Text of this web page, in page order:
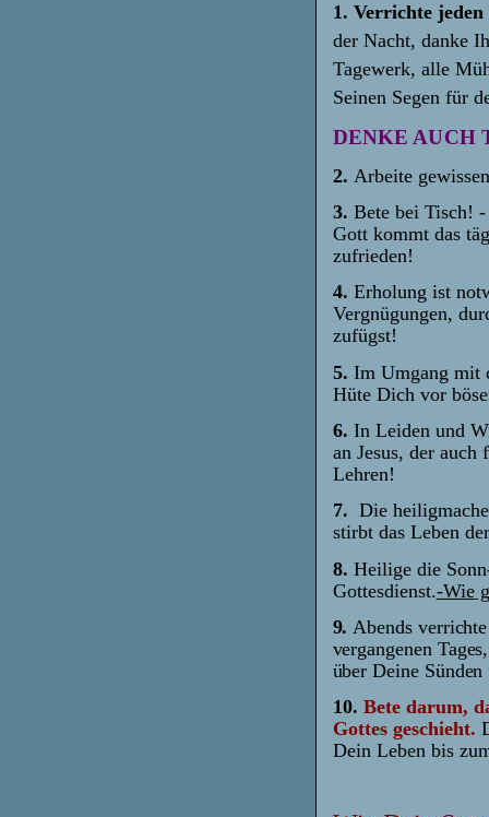
1. Verrichte
der Nacht, danke
Tagewerk, alle
Seinen Segen für
DENKE AUCH
2. Arbeite
3. Bete bei Tisch!
Gott kommt das
zufrieden!
4. Erholung ist
Vergnügungen,
zufügst!
5. Im Umgang mit
Hüte Dich vor
6. In Leiden und
an Jesus, der
Lehren!
7. Die
stirbt das Leben
8. Heilige die
Gottesdienst.-Wie
9. Abends
vergangenen
über Deine
10. Bete darum,
Gottes geschieht.
Dein Leben